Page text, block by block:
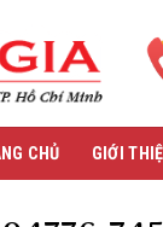
CHỦ GIỚI